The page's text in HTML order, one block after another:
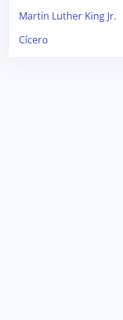
Martin Luther King Jr.
Cícero